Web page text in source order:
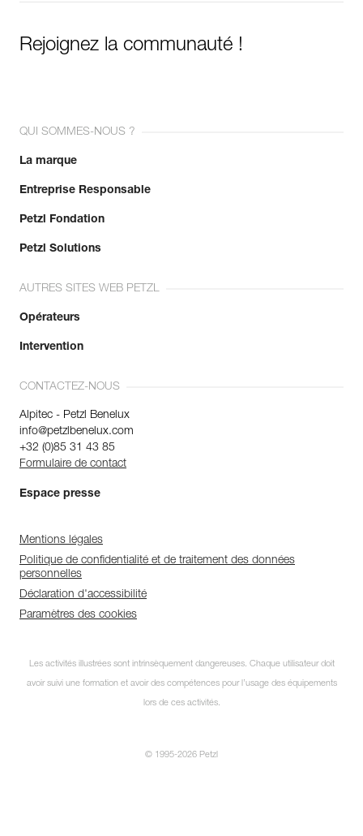
Rejoignez la communauté !
QUI SOMMES-NOUS ?
La marque
Entreprise Responsable
Petzl Fondation
Petzl Solutions
AUTRES SITES WEB PETZL
Opérateurs
Intervention
CONTACTEZ-NOUS
Alpitec - Petzl Benelux
info@petzlbenelux.com
+32 (0)85 31 43 85
Formulaire de contact
Espace presse
Mentions légales
Politique de confidentialité et de traitement des données
personnelles
Déclaration d'accessibilité
Paramètres des cookies
Les activités illustrées sont intrinsèquement dangereuses. Chaque utilisateur doit
avoir suivi une formation et avoir des compétences pour l’usage des équipements
lors de ces activités.
© 1995-2026 Petzl